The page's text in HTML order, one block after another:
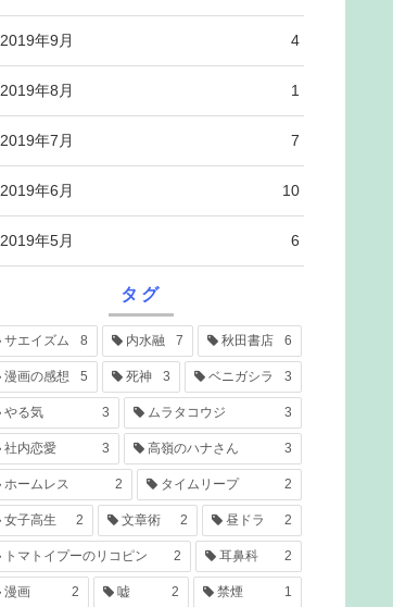
2019年9月 4
2019年8月 1
2019年7月 7
2019年6月 10
2019年5月 6
タグ
サエイズム 8 内水融 7 秋田書店 6
漫画の感想 5 死神 3 ベニガシラ 3
やる気 3 ムラタコウジ 3
社内恋愛 3 高嶺のハナさん 3
ホームレス 2 タイムリープ 2
女子高生 2 文章術 2 昼ドラ 2
トマトイプーのリコピン 2 耳鼻科 2
漫画 2 嘘 2 禁煙 1